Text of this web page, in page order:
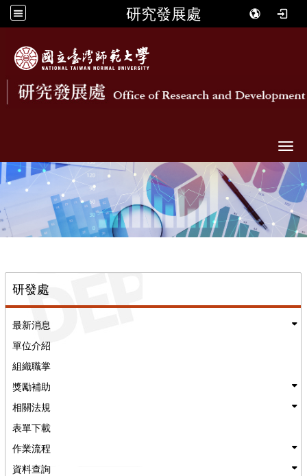
研究發展處
研發處
最新消息
單位介紹
組織職掌
獎勵補助
相關法規
表單下載
作業流程
資料查詢